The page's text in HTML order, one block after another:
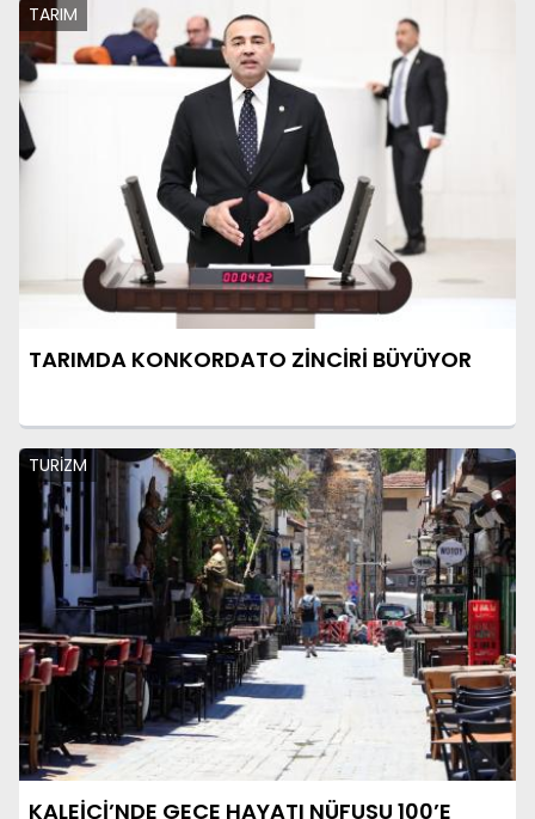
TARIM
TARIMDA KONKORDATO ZİNCİRİ BÜYÜYOR
TURİZM
KALEİÇİ’NDE GECE HAYATI NÜFUSU 100’E